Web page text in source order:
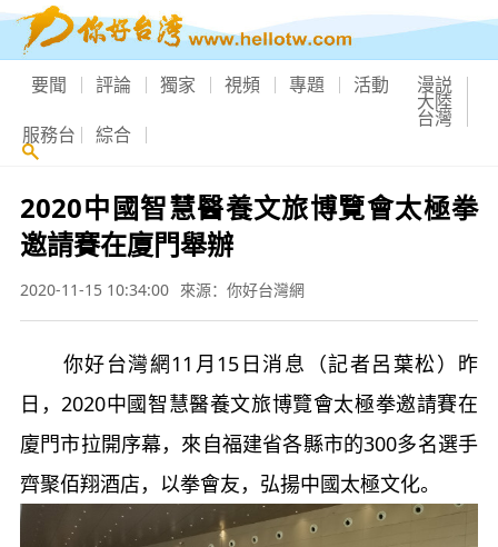
要聞 評論 獨家 視頻 專題 活動 漫説
大陸
台灣
服務台 綜合
2020中國智慧醫養文旅博覽會太極拳
邀請賽在廈門舉辦
2020-11-15 10:34:00 來源：你好台灣網
你好台灣網11月15日消息（記者呂葉松）昨
日，2020中國智慧醫養文旅博覽會太極拳邀請賽在
廈門市拉開序幕，來自福建省各縣市的300多名選手
齊聚佰翔酒店，以拳會友，弘揚中國太極文化。